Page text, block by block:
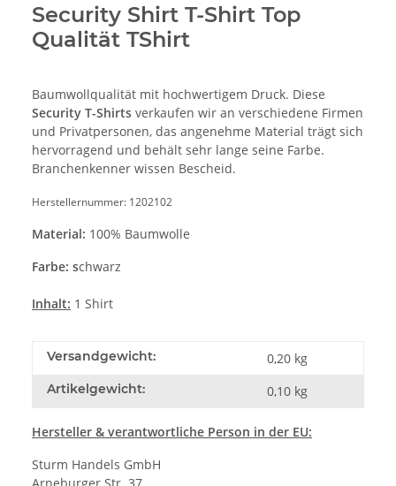
Security Shirt T-Shirt Top
Qualität TShirt
Baumwollqualität mit hochwertigem Druck. Diese
Security T-Shirts verkaufen wir an verschiedene Firmen
und Privatpersonen, das angenehme Material trägt sich
hervorragend und behält sehr lange seine Farbe.
Branchenkenner wissen Bescheid.
Herstellernummer: 1202102
Material: 100% Baumwolle
Farbe: schwarz
Inhalt: 1 Shirt
Versandgewicht: 0,20 kg
Artikelgewicht: 0,10 kg
Hersteller & verantwortliche Person in der EU:
Sturm Handels GmbH